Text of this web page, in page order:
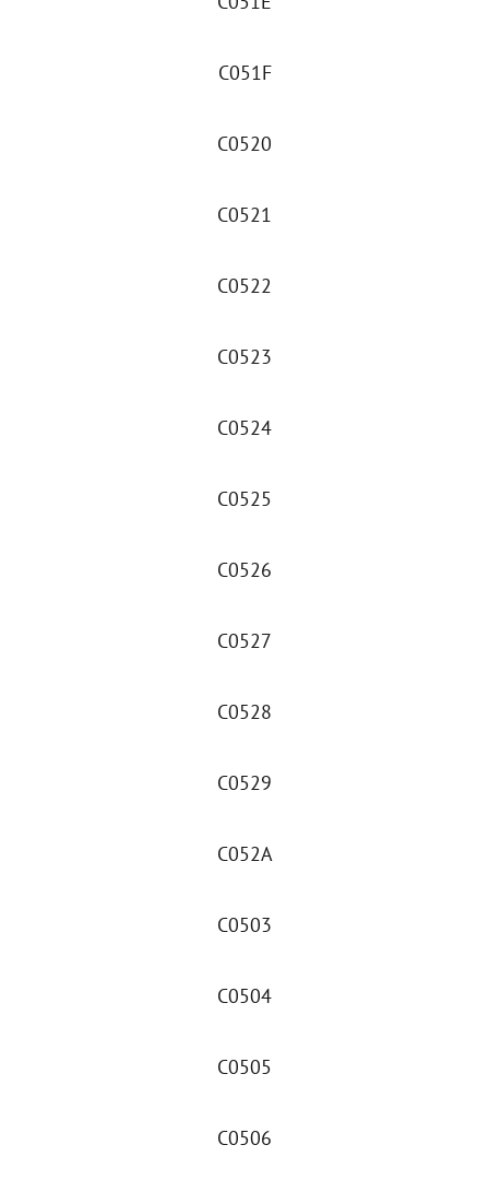
C051F
C0520
C0521
C0522
C0523
C0524
C0525
C0526
C0527
C0528
C0529
C052A
C0503
C0504
C0505
C0506